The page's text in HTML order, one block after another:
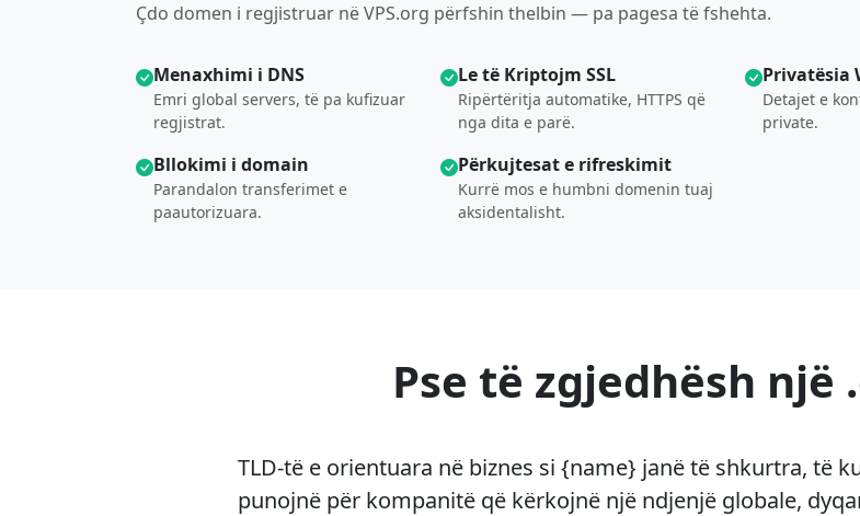
Çdo domen i regjistruar në VPS.org përfshin thelbin — pa pagesa të fshehta.
Menaxhimi i DNS
Emri global servers, të pa kufizuar
regjistrat.
Le të Kriptojm SSL
Ripërtëritja automatike, HTTPS që
nga dita e parë.
Privatësia
Detajet e
private.
Bllokimi i domain
Parandalon transferimet e
paautorizuara.
Përkujtesat e rifreskimit
Kurrë mos e humbni domenin tuaj
aksidentalisht.
Pse të zgjedhësh një
TLD-të e orientuara në biznes si {name} janë të shkurtra, të
punojnë për kompanitë që kërkojnë një ndjenjë globale,